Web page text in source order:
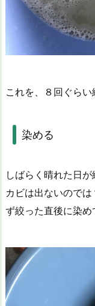
これを、８回ぐらい
染める
しばらく晴れた日
カビは出ないので
ず絞った直後に染め